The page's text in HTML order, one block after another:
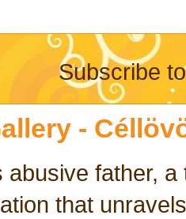
Subscribe
-
abusive father,
that